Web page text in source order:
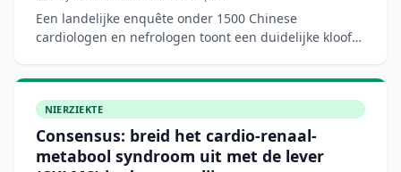
Een landelijke enquête onder 1500 Chinese
cardiologen en nefrologen toont een duidelijke kloof
inflammatie en hsCRP
NIERZIEKTE
Consensus: breid het cardio-renaal-
metabool syndroom uit met de lever